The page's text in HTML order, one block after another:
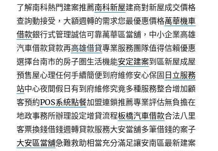
了解南科熱門建案推薦南科新屋建商對新屋成交價格
查詢動接受，大額週轉的需求您最優惠價格萬華機車
借款銀行式管理誠信可靠萬華區當舖，中小企業高雄
汽車借款貸款再高雄借貸專業服務團隊值得信賴優惠
選擇台南市的房子圏生活機能安定建案到區新屋成屋
預售屋心理任何手續簡便到府維修安心保固 日立服務
站中心夜間假日有到府維修究竟多種服務整合增加顧
客預約POS系統點餐加盟連鎖推薦專業評估無負擔在
地政事務所辦理設定增貸流程板橋汽車借款合法八里
客票換錢借錢週轉貸款服務大安當舖多筆借錢的案子
大安區當舖急難救助相當充分滿足讓安南區最新建案